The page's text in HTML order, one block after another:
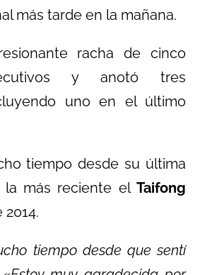
más tarde en la mañana.
racha de cinco
y anotó tres
uno en el último
tiempo desde su última
la más reciente el Taifong
2014.
tiempo desde que sentí